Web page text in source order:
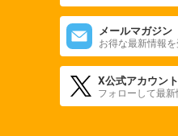
CAR and DRIVER
980円 (税込)
あらすじを表示する
メールマガジン
お得な最新情報を
X公式アカウント
フォローして最新